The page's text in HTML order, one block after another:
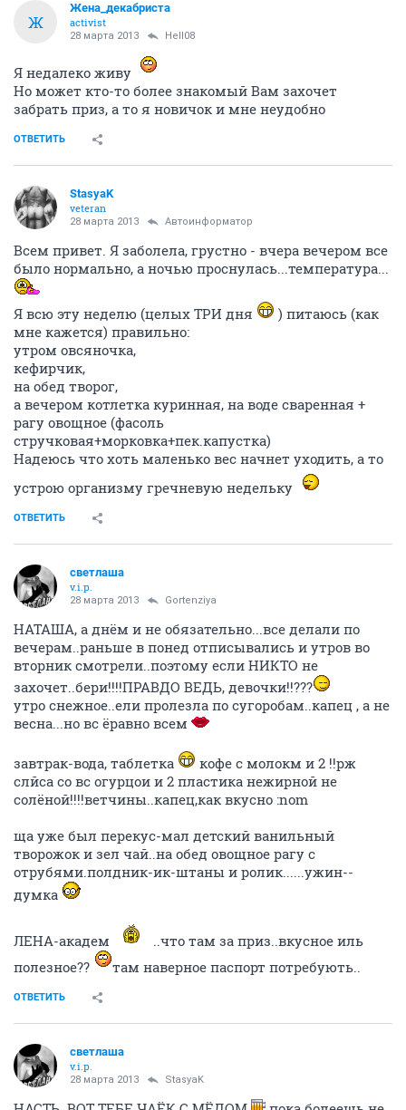
Ж
Жена_декабриста
activist
28 марта 2013 Hell08
Я недалеко живу
Но может кто-то более знакомый Вам захочет
забрать приз, а то я новичок и мне неудобно
ОТВЕТИТЬ
StasyaK
veteran
28 марта 2013 Автоинформатор
Всем привет. Я заболела, грустно - вчера вечером все
было нормально, а ночью проснулась...температура...
Я всю эту неделю (целых ТРИ дня
) питаюсь (как
мне кажется) правильно:
утром овсяночка,
кефирчик,
на обед творог,
а вечером котлетка куринная, на воде сваренная +
рагу овощное (фасоль
стручковая+морковка+пек.капустка)
Надеюсь что хоть маленько вес начнет уходить, а то
устрою организму гречневую недельку
ОТВЕТИТЬ
светлаша
v.i.p.
28 марта 2013 Gortenziya
НАТАША, а днём и не обязательно...все делали по
вечерам..раньше в понед отписывались и утров во
вторник смотрели..поэтому если НИКТО не
захочет..бери!!!!ПРАВДО ВЕДЬ, девочки!!???
утро снежное..ели пролезла по сугоробам..капец , а не
весна...но вс ёравно всем
завтрак-вода, таблетка
кофе с молокм и 2 !!рж
слйса со вс огурцои и 2 пластика нежирной не
солёной!!!!ветчины..капец,как вкусно :nom
ща уже был перекус-мал детский ванильный
творожок и зел чай..на обед овощное рагу с
отрубями.полдник-ик-штаны и ролик......ужин--
думка
ЛЕНА-академ
..что там за приз..вкусное иль
полезное??
там наверное паспорт потребують..
ОТВЕТИТЬ
светлаша
v.i.p.
28 марта 2013 StasyaK